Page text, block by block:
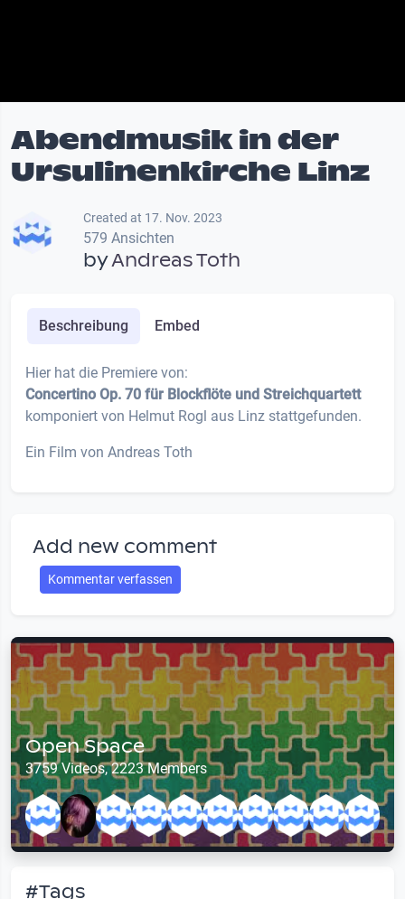
Abendmusik in der
Ursulinenkirche Linz
Created at 17. Nov. 2023
579 Ansichten
byAndreas Toth
Beschreibung Embed
Hier hat die Premiere von:
Concertino Op. 70 für Blockflöte und Streichquartett
komponiert von Helmut Rogl aus Linz stattgefunden.
Ein Film von Andreas Toth
Add new comment
Kommentar verfassen
Open Space
3759 Videos, 2223 Members
#Tags